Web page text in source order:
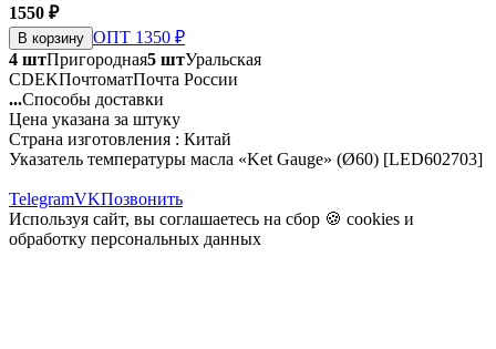
1550 ₽
В корзину ОПТ 1350 ₽
4 штПригородная5 штУральская
CDEKПочтоматПочта России
...Способы доставки
Цена указана за штуку
Страна изготовления : Китай
Указатель температуры масла «Ket Gauge» (Ø60) [LED602703]
TelegramVKПозвонить
Используя сайт, вы соглашаетесь на сбор 🍪 cookies и
обработку персональных данных